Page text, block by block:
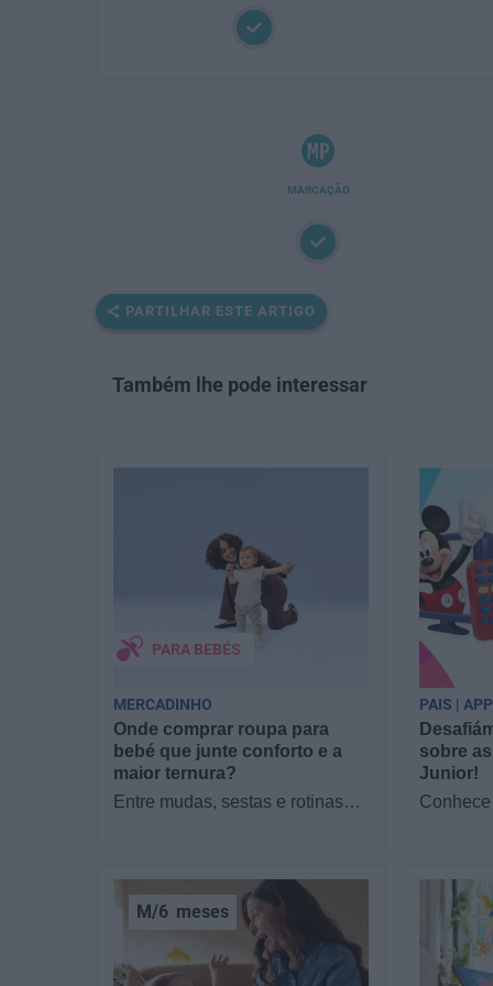
MARCAÇÃO
PARTILHAR ESTE ARTIGO
Também lhe pode interessar
Onde comprar roupa para
bebé que junte conforto e a
maior ternura?
Entre mudas, sestas e rotinas
PARA BEBÉS
MERCADINHO
sobre
Junior!
PAIS |
M/6 meses